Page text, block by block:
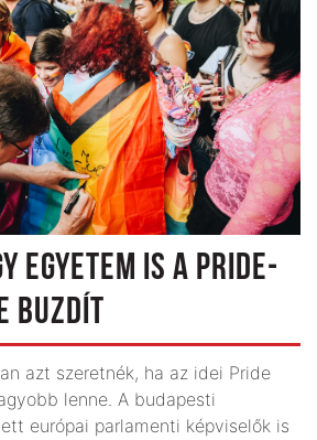
EGYETEM IS A PRIDE-
BUZDÍT
azt szeretnék, ha az idei Pride
lenne. A budapesti
európai parlamenti képviselők is